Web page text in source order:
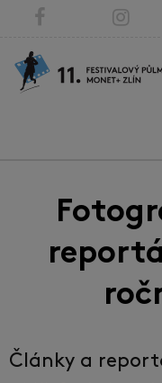
Články a